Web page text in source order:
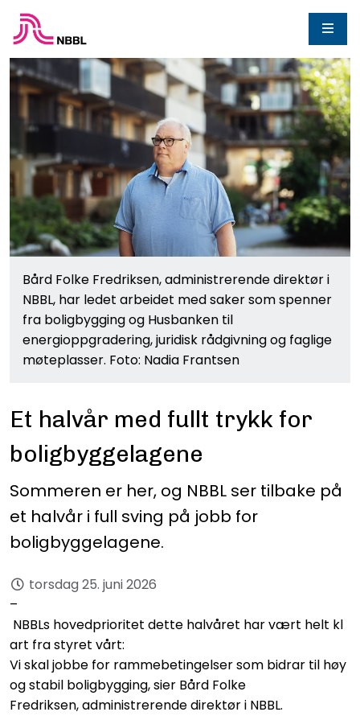
Bård Folke Fredriksen, administrerende direktør i
NBBL, har ledet arbeidet med saker som spenner
fra boligbygging og Husbanken til
energioppgradering, juridisk rådgivning og faglige
møteplasser. Foto: Nadia Frantsen
Et halvår med fullt trykk for
boligbyggelagene
Sommeren er her, og NBBL ser tilbake på
et halvår i full sving på jobb for
boligbyggelagene.
torsdag 25. juni 2026
–
NBBLs hovedprioritet dette halvåret har vært helt kl
art fra styret vårt:
Vi skal jobbe for rammebetingelser som bidrar til høy
og stabil boligbygging, sier Bård Folke
Fredriksen, administrerende direktør i NBBL.